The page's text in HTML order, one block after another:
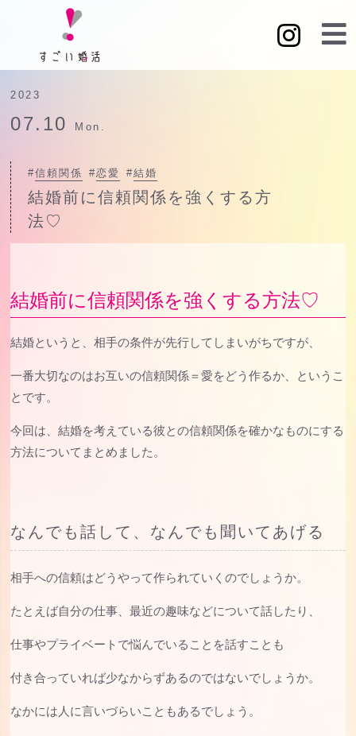
2023
07.10 Mon.
#信頼関係 #恋愛 #結婚
結婚前に信頼関係を強くする方
法♡
結婚前に信頼関係を強くする方法♡
結婚というと、相手の条件が先行してしまいがちですが、
一番大切なのはお互いの信頼関係＝愛をどう作るか、というこ
とです。
今回は、結婚を考えている彼との信頼関係を確かなものにする
方法についてまとめました。
なんでも話して、なんでも聞いてあげる
相手への信頼はどうやって作られていくのでしょうか。
たとえば自分の仕事、最近の趣味などについて話したり、
仕事やプライベートで悩んでいることを話すことも
付き合っていれば少なからずあるのではないでしょうか。
なかには人に言いづらいこともあるでしょう。